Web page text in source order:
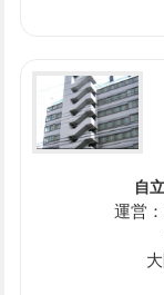
自
運営